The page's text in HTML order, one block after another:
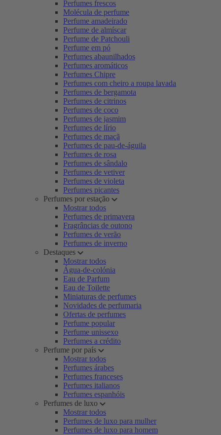
Perfumes frescos
Molécula de perfume
Perfume amadeirado
Perfume de almíscar
Perfume de Patchouli
Perfume em pó
Perfumes abaunilhados
Perfumes aromáticos
Perfumes Chipre
Perfumes com cheiro a roupa lavada
Perfumes de bergamota
Perfumes de citrinos
Perfumes de coco
Perfumes de jasmim
Perfumes de lírio
Perfumes de maçã
Perfumes de pau-de-águila
Perfumes de rosa
Perfumes de sândalo
Perfumes de vetiver
Perfumes de violeta
Perfumes picantes
Perfumes por estação
Mostrar todos
Perfumes de primavera
Fragrâncias de outono
Perfumes de verão
Perfumes de inverno
Destaques
Mostrar todos
Água-de-colónia
Eau de Parfum
Eau de Toilette
Miniaturas de perfumes
Novidades de perfumaria
Ofertas de perfumes
Perfume popular
Perfume unissexo
Perfumes a crédito
Perfume por país
Mostrar todos
Perfumes árabes
Perfumes franceses
Perfumes italianos
Perfumes espanhóis
Perfumes de luxo
Mostrar todos
Perfumes de luxo para mulher
Perfumes de luxo para homem